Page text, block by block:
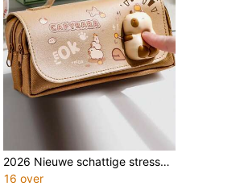
2026 Nieuwe schattige stressverlichtende etui voor jongens & meisjes, grote capaciteit stationery box, essentieel voor school voor studenten
16 over